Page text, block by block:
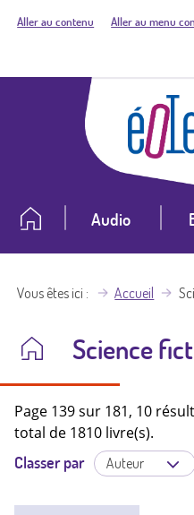
Aller au contenu Aller au menu
Audio
Vous êtes ici Accueil
Science
Page 139 sur 181, 10
total de 1810 livre(s).
Classer par